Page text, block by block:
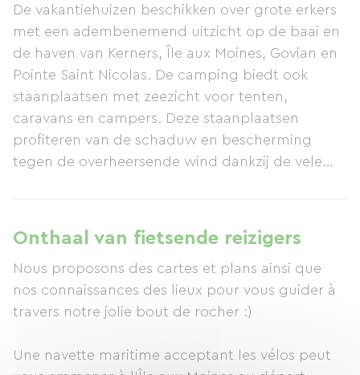
De vakantiehuizen beschikken over grote erkers
met een adembenemend uitzicht op de baai en
de haven van Kerners, Île aux Moines, Govian en
Pointe Saint Nicolas. De camping biedt ook
staanplaatsen met zeezicht voor tenten,
caravans en campers. Deze staanplaatsen
profiteren van de schaduw en bescherming
tegen de overheersende wind dankzij de vele
directe toegang tot de Golf van Morbihan en de
mogelijkheid om te genieten van de uitgestrekte
Atlantische stranden en hun prachtige
landschap. Op de camping zelf vindt u: een
basis voor kajakken en stand-up
Moines, een gratis minibus (in het hoogseizoen)
Onthaal van fietsende reizigers
Nous proposons des cartes et plans ainsi que
nos connaissances des lieux pour vous guider à
travers notre jolie bout de rocher :)
Une navette maritime acceptant les vélos peut